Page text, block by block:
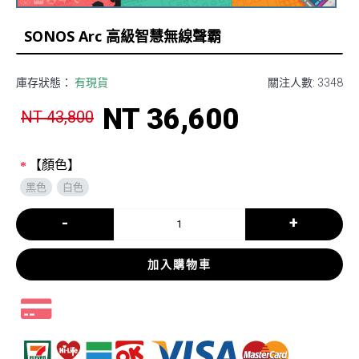
SONOS Arc 高級智慧無線聲霸
關注人數: 3348
庫存狀態： 有現貨
NT 43,800 NT 36,600
【顏色】
黑色 白色
- +
加入購物車